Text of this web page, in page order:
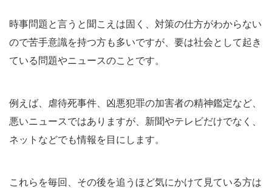
時事問題と言うと聞こえは固く、対策の仕方がわからない
ので苦手意識を持つ方も多いですが、要は社会として起き
ている問題やニュースのことです。
例えば、虐待死事件、凶悪犯罪の加害者の精神鑑定など、
悪いニュースではありますが、新聞やテレビだけでなく、
ネットなどでも情報を目にします。
これらを毎回、その後を追うほど気にかけて見ている方は